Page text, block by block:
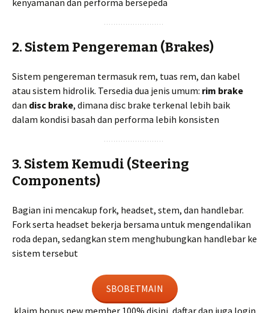
kenyamanan dan performa bersepeda
2. Sistem Pengereman (Brakes)
Sistem pengereman termasuk rem, tuas rem, dan kabel
atau sistem hidrolik. Tersedia dua jenis umum: rim brake
dan disc brake, dimana disc brake terkenal lebih baik
dalam kondisi basah dan performa lebih konsisten
3. Sistem Kemudi (Steering
Components)
Bagian ini mencakup fork, headset, stem, dan handlebar.
Fork serta headset bekerja bersama untuk mengendalikan
roda depan, sedangkan stem menghubungkan handlebar ke
sistem tersebut
SBOBETMAIN
klaim bonus new member 100% disini, daftar dan juga login